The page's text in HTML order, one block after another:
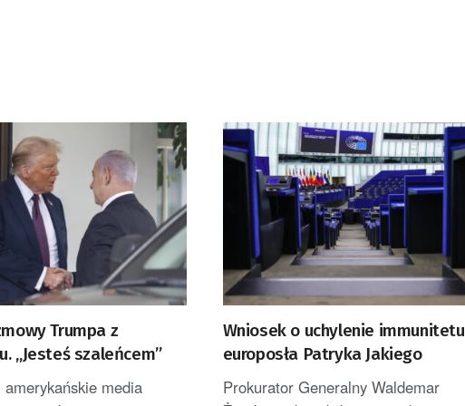
Trumpa z
„Jesteś szaleńcem”
media
Wniosek o uchylenie immunitetu
europosła Patryka Jakiego
Prokurator Generalny Waldemar